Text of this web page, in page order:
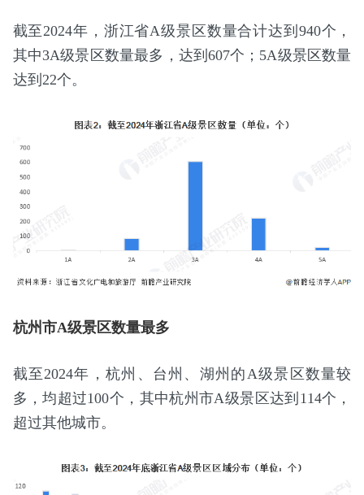
截至2024年，浙江省A级景区数量合计达到940个，
其中3A级景区数量最多，达到607个；5A级景区数量
达到22个。
杭州市A级景区数量最多
截至2024年，杭州、台州、湖州的A级景区数量较
多，均超过100个，其中杭州市A级景区达到114个，
超过其他城市。